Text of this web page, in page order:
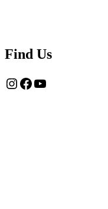
Find Us
Instagram
Facebook
YouTube